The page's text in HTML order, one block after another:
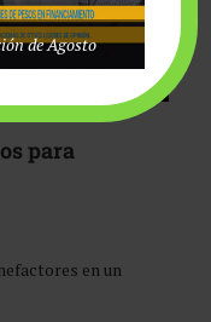
para
en un
de Agosto